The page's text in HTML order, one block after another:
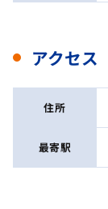
アクセス
住所
最寄駅